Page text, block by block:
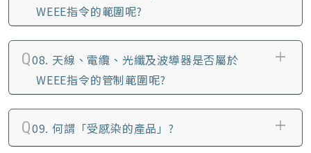
WEEE指令的範圍呢?
08. 天線、電纜、光纖及波導器是否屬於
WEEE指令的管制範圍呢?
09. 何謂「受感染的產品」?